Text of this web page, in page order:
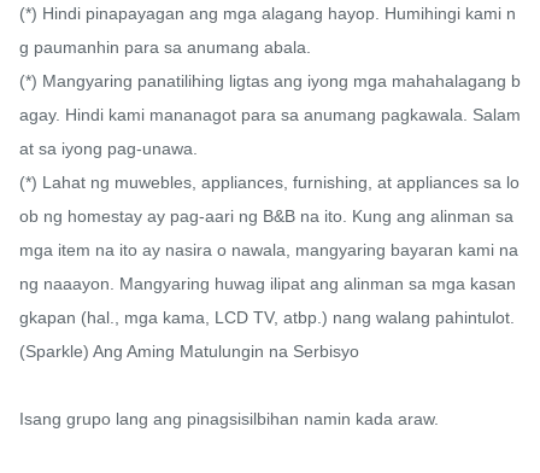
(*) Hindi pinapayagan ang mga alagang hayop. Humihingi kami n
g paumanhin para sa anumang abala.
(*) Mangyaring panatilihing ligtas ang iyong mga mahahalagang b
agay. Hindi kami mananagot para sa anumang pagkawala. Salam
at sa iyong pag-unawa.
(*) Lahat ng muwebles, appliances, furnishing, at appliances sa lo
ob ng homestay ay pag-aari ng B&B na ito. Kung ang alinman sa
mga item na ito ay nasira o nawala, mangyaring bayaran kami na
ng naaayon. Mangyaring huwag ilipat ang alinman sa mga kasan
gkapan (hal., mga kama, LCD TV, atbp.) nang walang pahintulot.
(Sparkle) Ang Aming Matulungin na Serbisyo
Isang grupo lang ang pinagsisilbihan namin kada araw.